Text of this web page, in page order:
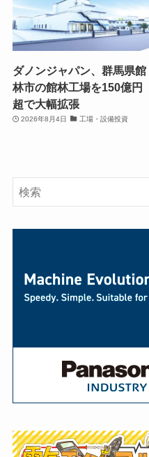
ダノンジャパン、群馬県館
林市の館林工場を150億円
超で大幅拡張
2026年8月4日 工場・設備投資